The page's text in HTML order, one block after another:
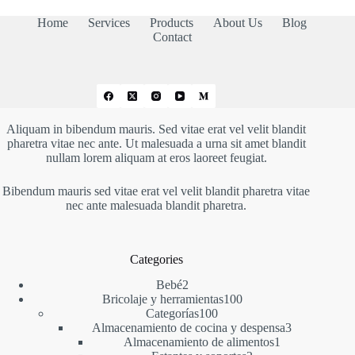
Home Services Products About Us
Blog
Contact
Aliquam in bibendum mauris. Sed vitae erat vel velit blandit
pharetra vitae nec ante. Ut malesuada a urna sit amet blandit
nullam lorem aliquam at eros laoreet feugiat.
Bibendum mauris sed vitae erat vel velit blandit pharetra vitae
nec ante malesuada blandit pharetra.
Categories
Bebé22
productos
Bricolaje y herramientas100100
Categorías100100
productos
Almacenamiento de cocina y despensa33
Almacenamiento de alimentos1